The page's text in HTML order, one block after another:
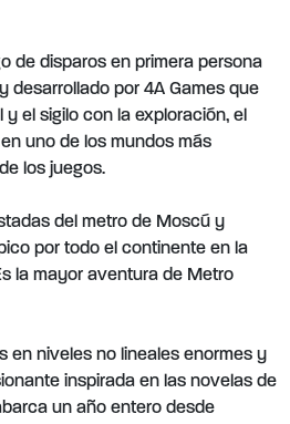
de disparos en primera persona
desarrollado por 4A Games que
el sigilo con la exploración, el
uno de los mundos más
los juegos.
del metro de Moscú y
por todo el continente en la
la mayor aventura de Metro
en niveles no lineales enormes y
inspirada en las novelas de
un año entero desde